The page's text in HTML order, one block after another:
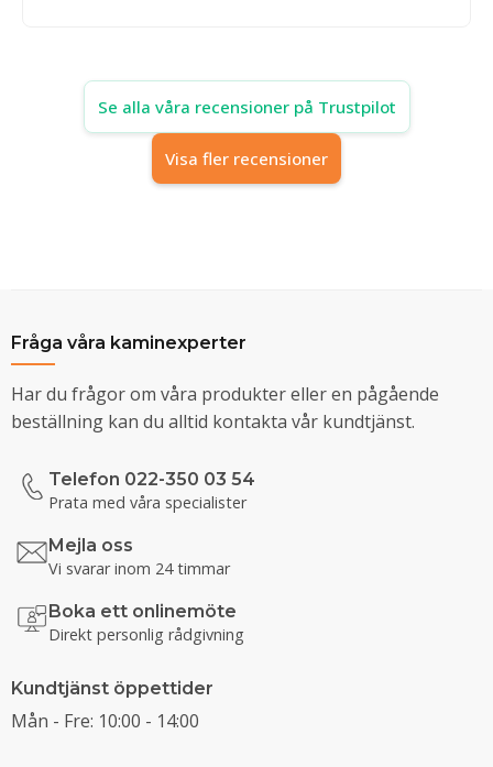
Se alla våra recensioner på Trustpilot
Visa fler recensioner
Fråga våra kaminexperter
Har du frågor om våra produkter eller en pågående
beställning kan du alltid kontakta vår kundtjänst.
Telefon 022-350 03 54
Prata med våra specialister
Mejla oss
Vi svarar inom 24 timmar
Boka ett onlinemöte
Direkt personlig rådgivning
Kundtjänst öppettider
Mån - Fre: 10:00 - 14:00